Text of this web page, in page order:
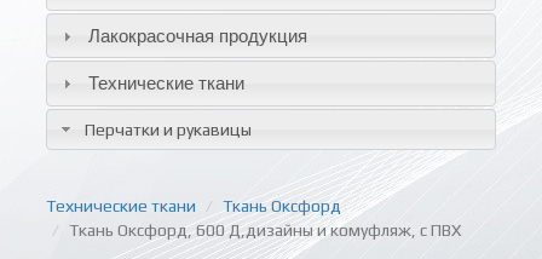
Лакокрасочная продукция
Технические ткани
Перчатки и рукавицы
Технические ткани
Ткань Оксфорд
Ткань Оксфорд, 600 Д,дизайны и комуфляж, с ПВХ